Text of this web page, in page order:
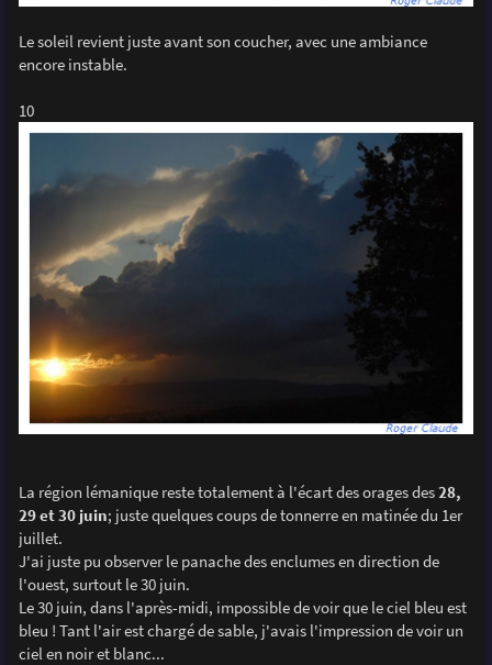
Le soleil revient juste avant son coucher, avec une ambiance
encore instable.
10
La région lémanique reste totalement à l'écart des orages des28,
29 et 30 juin; juste quelques coups de tonnerre en matinée du 1er
juillet.
J'ai juste pu observer le panache des enclumes en direction de
l'ouest, surtout le 30 juin.
Le 30 juin, dans l'après-midi, impossible de voir que le ciel bleu est
bleu ! Tant l'air est chargé de sable, j'avais l'impression de voir un
ciel en noir et blanc...